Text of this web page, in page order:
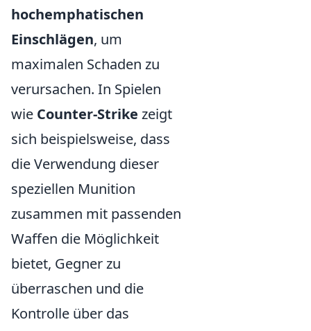
hochemphatischen
Einschlägen, um
maximalen Schaden zu
verursachen. In Spielen
wie Counter-Strike zeigt
sich beispielsweise, dass
die Verwendung dieser
speziellen Munition
zusammen mit passenden
Waffen die Möglichkeit
bietet, Gegner zu
überraschen und die
Kontrolle über das